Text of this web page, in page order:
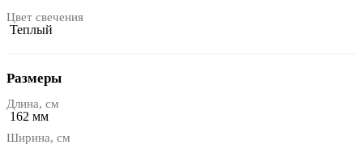
Цвет свечения
Теплый
Размеры
Длина, см
162 мм
Ширина, см